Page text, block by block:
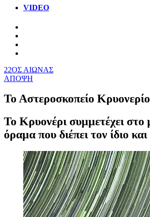
VIDEO
22ΟΣ ΑΙΩΝΑΣ
ΑΠΟΨΗ
Το Αστεροσκοπείο
Το Κρυονέρι συμμετέχει στο
όραμα που διέπει τον ίδιο